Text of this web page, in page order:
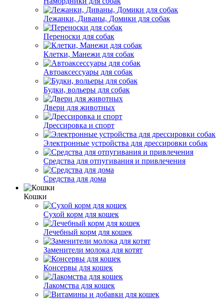
Лежанки, Диваны, Домики для собак
Переноски для собак
Клетки, Манежи для собак
Автоаксессуары для собак
Будки, вольеры для собак
Двери для животных
Дрессировка и спорт
Электронные устройства для дрессировки собак
Средства для отпугивания и привлечения
Средства для дома
Кошки
Сухой корм для кошек
Лечебный корм для кошек
Заменители молока для котят
Консервы для кошек
Лакомства для кошек